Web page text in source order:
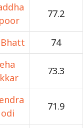
77.2
74
73.3
71.9